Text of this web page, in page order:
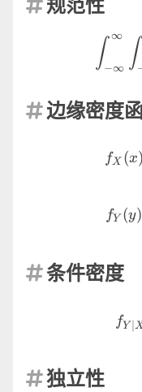
规范性
∫−∞
∞ ∫
边缘密度
fX (x)
fY (y)
条件密度
fY ∣
独立性